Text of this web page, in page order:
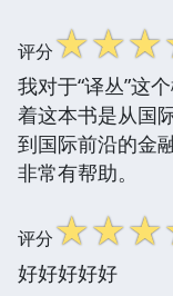
评分☆☆☆
我对于“译丛”这
着这本书是从国
到国际前沿的金
非常有帮助。
评分☆☆☆
好好好好好